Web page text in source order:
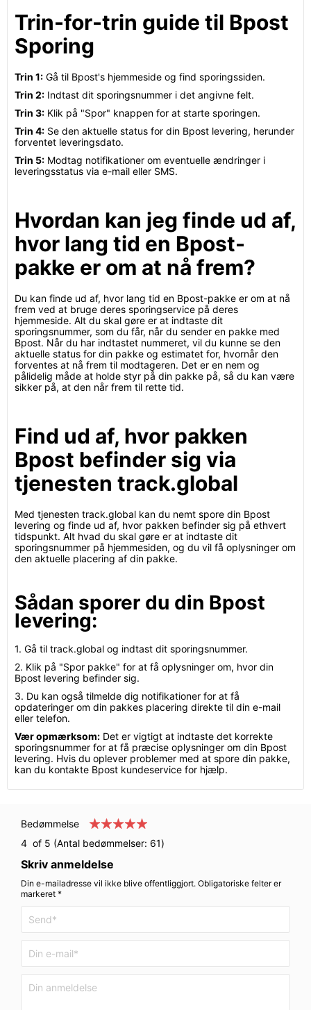
Trin-for-trin guide til Bpost
Sporing
Trin 1: Gå til Bpost's hjemmeside og find sporingssiden.
Trin 2: Indtast dit sporingsnummer i det angivne felt.
Trin 3: Klik på "Spor" knappen for at starte sporingen.
Trin 4: Se den aktuelle status for din Bpost levering, herunder
forventet leveringsdato.
Trin 5: Modtag notifikationer om eventuelle ændringer i
leveringsstatus via e-mail eller SMS.
Hvordan kan jeg finde ud af,
hvor lang tid en Bpost-
pakke er om at nå frem?
Du kan finde ud af, hvor lang tid en Bpost-pakke er om at nå
frem ved at bruge deres sporingservice på deres
hjemmeside. Alt du skal gøre er at indtaste dit
sporingsnummer, som du får, når du sender en pakke med
Bpost. Når du har indtastet nummeret, vil du kunne se den
aktuelle status for din pakke og estimatet for, hvornår den
forventes at nå frem til modtageren. Det er en nem og
pålidelig måde at holde styr på din pakke på, så du kan være
sikker på, at den når frem til rette tid.
Find ud af, hvor pakken
Bpost befinder sig via
tjenesten track.global
Med tjenesten track.global kan du nemt spore din Bpost
levering og finde ud af, hvor pakken befinder sig på ethvert
tidspunkt. Alt hvad du skal gøre er at indtaste dit
sporingsnummer på hjemmesiden, og du vil få oplysninger om
den aktuelle placering af din pakke.
Sådan sporer du din Bpost
levering:
1. Gå til track.global og indtast dit sporingsnummer.
2. Klik på "Spor pakke" for at få oplysninger om, hvor din
Bpost levering befinder sig.
3. Du kan også tilmelde dig notifikationer for at få
opdateringer om din pakkes placering direkte til din e-mail
eller telefon.
Vær opmærksom: Det er vigtigt at indtaste det korrekte
sporingsnummer for at få præcise oplysninger om din Bpost
levering. Hvis du oplever problemer med at spore din pakke,
kan du kontakte Bpost kundeservice for hjælp.
Bedømmelse
4 of 5 (Antal bedømmelser: 61)
Skriv anmeldelse
Din e-mailadresse vil ikke blive offentliggjort. Obligatoriske felter er
markeret *